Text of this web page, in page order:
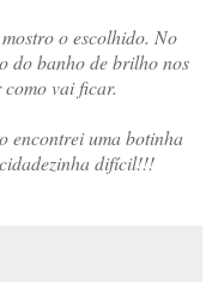
o escolhido. No
do banho de brilho nos
vai ficar.
encontrei uma botinha
difícil!!!